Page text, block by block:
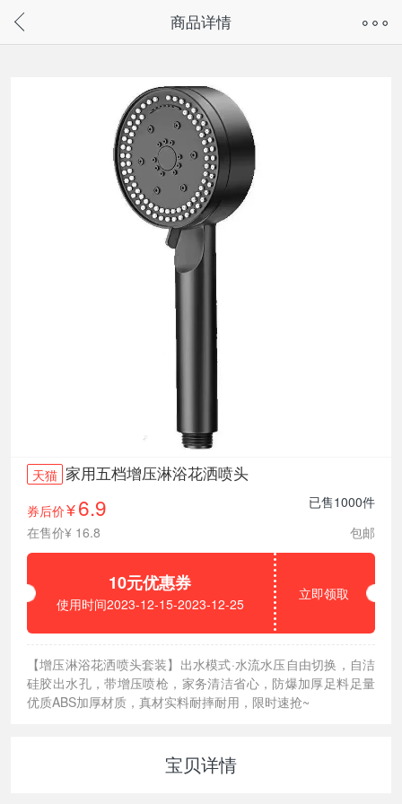
请通过微信或支付宝搜“奇兔客小程序”访问
商品详情
天猫 家用五档增压淋浴花洒喷头
券后价¥ 6.9
已售1000件
在售价¥ 16.8
包邮
10元优惠券
使用时间2023-12-15-2023-12-25
立即领取
【增压淋浴花洒喷头套装】出水模式·水流水压自由切换，自洁
硅胶出水孔，带增压喷枪，家务清洁省心，防爆加厚足料足量
优质ABS加厚材质，真材实料耐摔耐用，限时速抢~
宝贝详情